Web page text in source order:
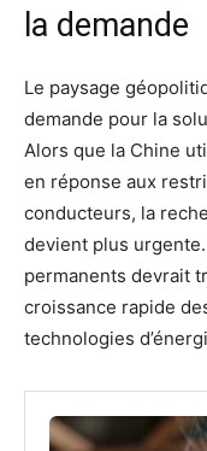
la demande
Le paysage
demande pour la
Alors que la Chine
en réponse aux
conducteurs, la
devient plus urgente.
permanents devrait
croissance rapide
technologies